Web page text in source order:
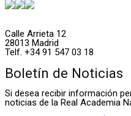
Calle Arrieta 12
28013 Madrid
Telf. +34 91 547 03 18
Boletín de Noticias
Si desea recibir información
noticias de la Real Academia